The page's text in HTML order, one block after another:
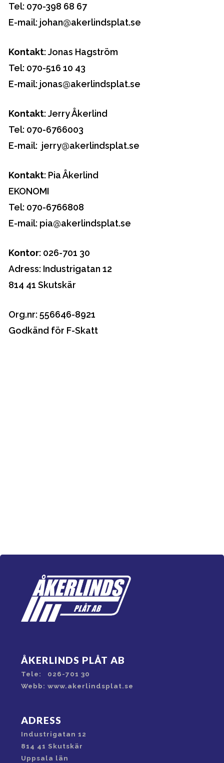
Tel: 070-398 68 67
E-mail: johan@akerlindsplat.se
Kontakt: Jonas Hagström
Tel: 070-516 10 43
E-mail: jonas@akerlindsplat.se
Kontakt: Jerry Åkerlind
Tel: 070-6766003
E-mail: jerry@akerlindsplat.se
Kontakt: Pia Åkerlind
EKONOMI
Tel: 070-6766808
E-mail: pia@akerlindsplat.se
Kontor: 026-701 30
Adress: Industrigatan 12
814 41 Skutskär
Org.nr: 556646-8921
Godkänd för F-Skatt
ÅKERLINDS PLÅT AB
Tele: 026-701 30
Webb: www.akerlindsplat.se
ADRESS
Industrigatan 12
814 41 Skutskär
Uppsala län